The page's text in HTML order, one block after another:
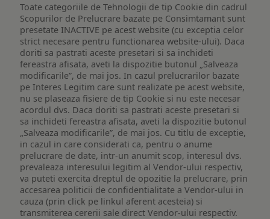
Toate categoriile de Tehnologii de tip Cookie din cadrul
Scopurilor de Prelucrare bazate pe Consimtamant sunt
presetate INACTIVE pe acest website (cu exceptia celor
strict necesare pentru functionarea website-ului). Daca
doriti sa pastrati aceste presetari si sa inchideti
fereastra afisata, aveti la dispozitie butonul „Salveaza
modificarile”, de mai jos. In cazul prelucrarilor bazate
pe Interes Legitim care sunt realizate pe acest website,
nu se plaseaza fisiere de tip Cookie si nu este necesar
acordul dvs. Daca doriti sa pastrati aceste presetari si
sa inchideti fereastra afisata, aveti la dispozitie butonul
„Salveaza modificarile”, de mai jos. Cu titlu de exceptie,
in cazul in care considerati ca, pentru o anume
prelucrare de date, intr-un anumit scop, interesul dvs.
prevaleaza interesului legitim al Vendor-ului respectiv,
va puteti exercita dreptul de opozitie la prelucrare, prin
accesarea politicii de confidentialitate a Vendor-ului in
cauza (prin click pe linkul aferent acesteia) si
transmiterea cererii sale direct Vendor-ului respectiv.